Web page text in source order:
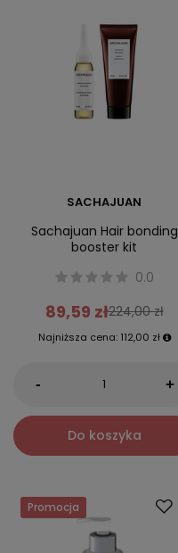
SACHAJUAN
Sachajuan Hair bonding
booster kit
0.0
89,59 zł224,00 zł
Najniższa cena: 112,00 zł
- +
Do koszyka
Promocja